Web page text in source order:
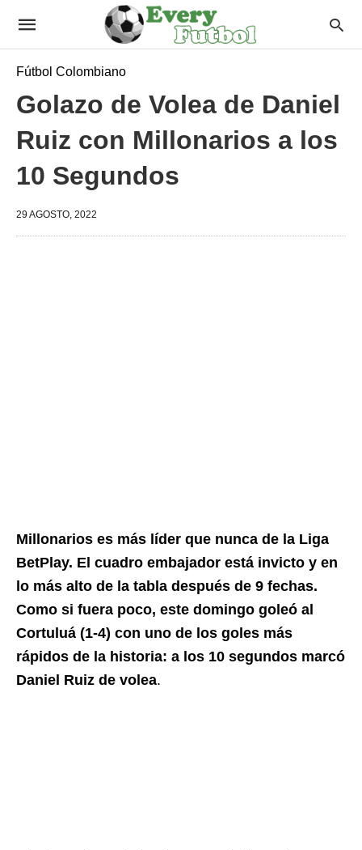
Fútbol Colombiano
Golazo de Volea de Daniel
Ruiz con Millonarios a los
10 Segundos
29 AGOSTO, 2022
Millonarios es más líder que nunca de la Liga
BetPlay. El cuadro embajador está invicto y en
lo más alto de la tabla después de 9 fechas.
Como si fuera poco, este domingo goleó al
Cortuluá (1-4) con uno de los goles más
rápidos de la historia: a los 10 segundos marcó
Daniel Ruiz de volea.